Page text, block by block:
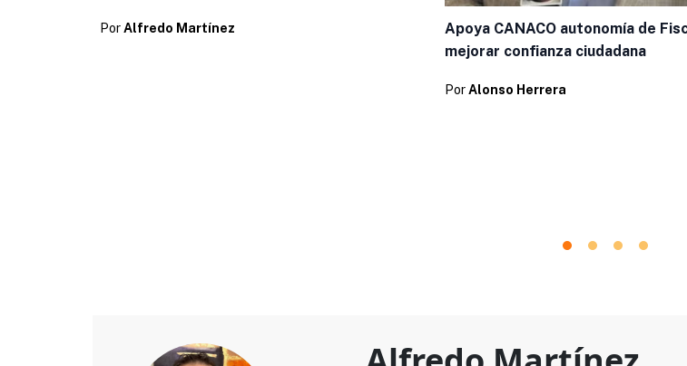
PorAlfredo Martínez
Apoya CANACO autonomía de
mejorar confianza ciudadana
PorAlonso Herrera